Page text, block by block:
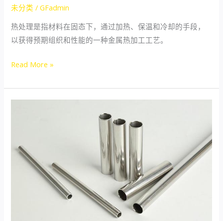
未分类 /GFadmin
热处理是指材料在固态下，通过加热、保温和冷却的手段，
以获得预期组织和性能的一种金属热加工工艺。
Read More »
性